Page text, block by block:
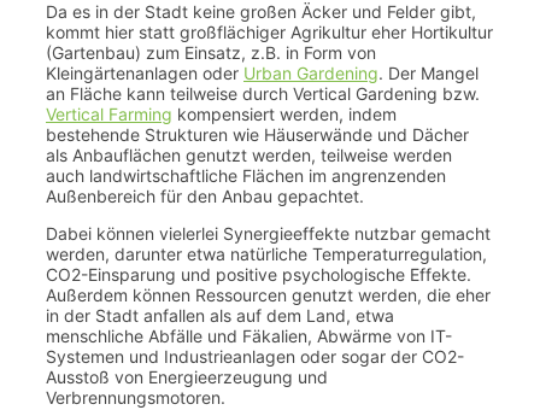
Da es in der Stadt keine großen Äcker und Felder gibt,
kommt hier statt großflächiger Agrikultur eher Hortikultur
(Gartenbau) zum Einsatz, z.B. in Form von
Kleingärtenanlagen oder Urban Gardening. Der Mangel
an Fläche kann teilweise durch Vertical Gardening bzw.
Vertical Farming kompensiert werden, indem
bestehende Strukturen wie Häuserwände und Dächer
als Anbauflächen genutzt werden, teilweise werden
auch landwirtschaftliche Flächen im angrenzenden
Außenbereich für den Anbau gepachtet.
Dabei können vielerlei Synergieeffekte nutzbar gemacht
werden, darunter etwa natürliche Temperaturregulation,
CO2-Einsparung und positive psychologische Effekte.
Außerdem können Ressourcen genutzt werden, die eher
in der Stadt anfallen als auf dem Land, etwa
menschliche Abfälle und Fäkalien, Abwärme von IT-
Systemen und Industrieanlagen oder sogar der CO2-
Ausstoß von Energieerzeugung und
Verbrennungsmotoren.